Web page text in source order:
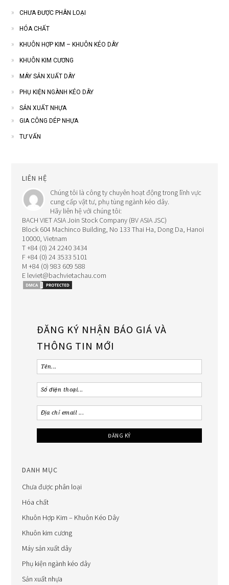
CHƯA ĐƯỢC PHÂN LOẠI
HÓA CHẤT
KHUÔN HỢP KIM – KHUÔN KÉO DÂY
KHUÔN KIM CƯƠNG
MÁY SẢN XUẤT DÂY
PHỤ KIỆN NGÀNH KÉO DÂY
SẢN XUẤT NHỰA
GIA CÔNG DÉP NHỰA
TƯ VẤN
LIÊN HỆ
Chúng tôi là công ty chuyên hoạt động trong lĩnh vực
cung cấp vật tư, phụ tùng ngành kéo dây.
Hãy liên hệ với chúng tôi:
BACH VIET ASIA Join Stock Company (BV ASIA JSC)
Block 604 Machinco Building, No 133 Thai Ha, Dong Da, Hanoi
10000, Vietnam
T +84 (0) 24 2240 3434
F +84 (0) 24 3533 5101
M +84 (0) 983 609 588
E leviet@bachvietachau.com
ĐĂNG KÝ NHẬN BÁO GIÁ VÀ
THÔNG TIN MỚI
DANH MỤC
Chưa được phân loại
Hóa chất
Khuôn Hợp Kim – Khuôn Kéo Dây
Khuôn kim cương
Máy sản xuất dây
Phụ kiện ngành kéo dây
Sản xuất nhựa